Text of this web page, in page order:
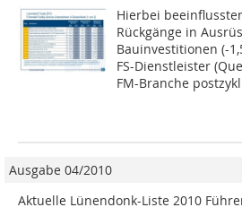
Hierbei
Rückgänge in
Bauinvestitionen (-
FS-Dienstleister
FM-Branche
Ausgabe 04/2010
Aktuelle Lünendonk-Liste 2010